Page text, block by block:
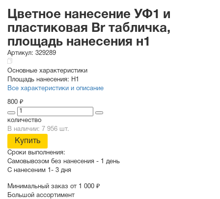
Цветное нанесение УФ1 и
пластиковая Br табличка,
площадь нанесения н1
Артикул: 329289
Основные характеристики
Площадь нанесения: Н1
Все характеристики и описание
800 ₽
количество
В наличии: 7 956 шт.
Купить
Сроки выполнения:
Самовывозом без нанесения - 1 день
С нанесеним 1- 3 дня
Минимальный заказ от 1 000 ₽
Большой ассортимент